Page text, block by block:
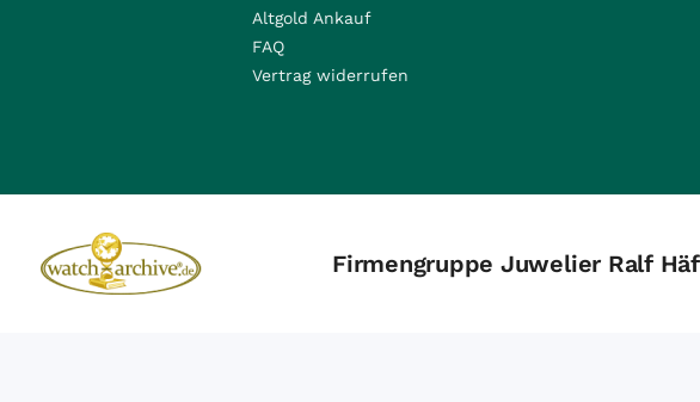
Altgold Ankauf
FAQ
Vertrag widerrufen
Firmengruppe Juwelier Ralf